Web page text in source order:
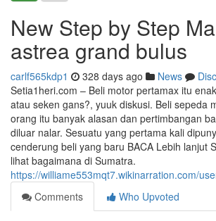
New Step by Step
astrea grand bulus
carlf565kdp1 328 days ago News
Setia1heri.com – Beli motor pertamax itu
atau seken gans?, yuuk diskusi. Beli sepeda
orang itu banyak alasan dan pertimbangan
diluar nalar. Sesuatu yang pertama kali
cenderung beli yang baru BACA Lebih lanjut
lihat bagaimana di Sumatra.
https://williame553mqt7.wikinarration.com/
Comments
Who Upvoted